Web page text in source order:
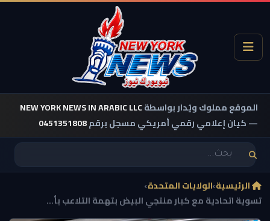
الموقع مملوك ويُدار بواسطةNEW YORK NEWS IN ARABIC LLC
— كيان إعلامي رقمي أمريكي مسجل برقم0451351808
الرئيسية›الولايات المتحدة›
تسوية اتحادية مع كبار منتجي البيض بتهمة التلاعب بأ...